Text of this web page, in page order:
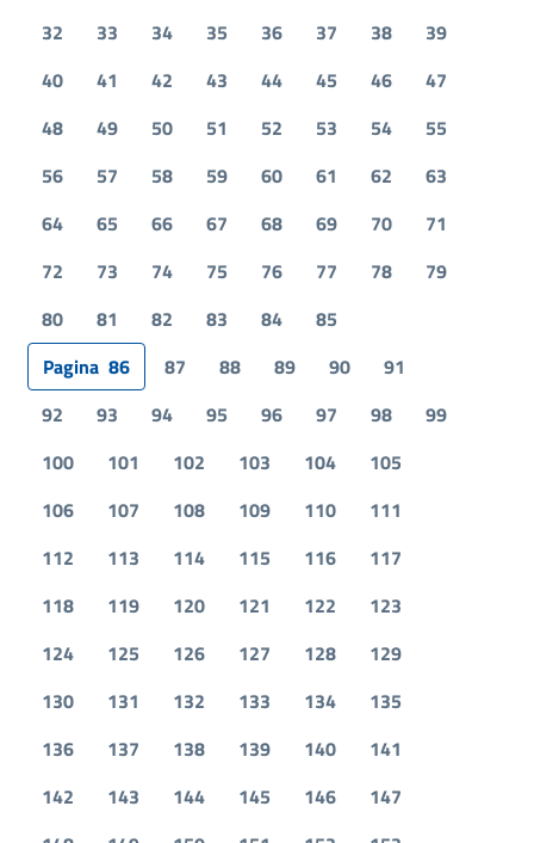
32
33 34 35 36 37 38
39
40
41 42 43 44 45 46
47
48
49 50 51 52 53 54
55
56
57 58 59 60 61 62
63
64
65 66 67 68 69 70
71
72
73 74 75 76 77 78
79
80
81 82 83 84
85
Pagina 86 87 88 89 90
91
92
93 94 95 96 97 98
99
100
101 102 103 104
105
106
107 108 109 110
111
112
113 114 115 116
117
118
119 120 121 122
123
124
125 126 127 128
129
130
131 132 133 134
135
136
137 138 139 140
141
142
143 144 145 146
147